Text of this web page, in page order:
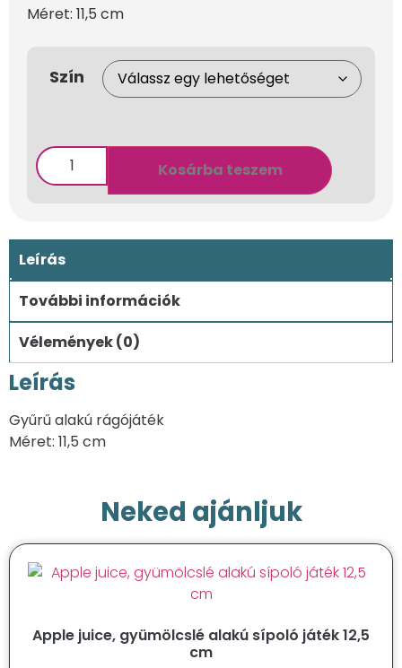
Méret: 11,5 cm
Szín
Kosárba teszem
Leírás
További információk
Vélemények (0)
Leírás
Gyűrű alakú rágójáték
Méret: 11,5 cm
Neked ajánljuk
Apple juice, gyümölcslé alakú sípoló játék 12,5
cm